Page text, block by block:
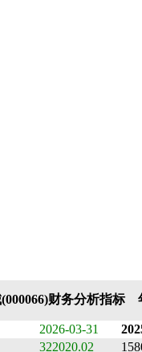
财务分析指标
2026-03-31
322020.02